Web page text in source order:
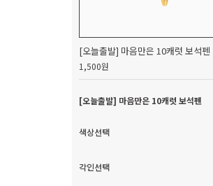
[오늘출발] 마음만은 10캐럿 보석펜
1,500원
[오늘출발] 마음만은 10캐럿 보석펜
색상선택
각인선택